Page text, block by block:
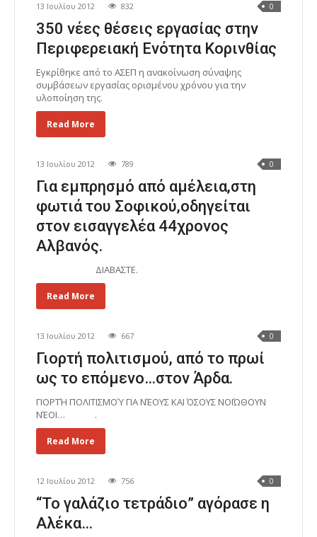
13 Ιουλίου 2012 832 0
350 νέες θέσεις εργασίας στην
Περιφερειακή Ενότητα Κορινθίας
Εγκρίθηκε από το ΑΣΕΠ η ανακοίνωση σύναψης
συμβάσεων εργασίας ορισμένου χρόνου για την
υλοποίηση της.
Read More
13 Ιουλίου 2012 789 0
Για εμπρησμό από αμέλεια,στη
φωτιά του Σοφικού,οδηγείται
στον εισαγγελέα 44χρονος
Αλβανός.
ΔΙΑΒΑΣΤΕ.
Read More
13 Ιουλίου 2012 667 0
Γιορτή πολιτισμού, από το πρωί
ως το επόμενο…στον Άρδα.
ΓΙΟΡΤΉ ΠΟΛΙΤΙΣΜΟΎ ΓΙΑ ΝΈΟΥΣ ΚΑΙ ΌΣΟΥΣ ΝΟΙΏΘΟΥΝ
ΝΈΟΙ… .
Read More
12 Ιουλίου 2012 756 0
“Το γαλάζιο τετράδιο” αγόρασε η
Αλέκα…